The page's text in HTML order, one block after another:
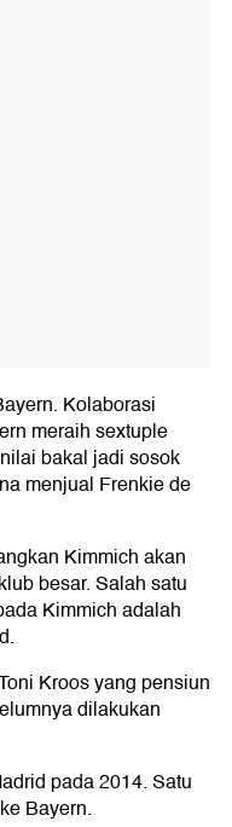
Kolaborasi
meraih sextuple
bakal jadi sosok
menjual Frenkie de
Kimmich akan
besar. Salah satu
Kimmich adalah
Kroos yang pensiun
dilakukan
pada 2014. Satu
Bayern.